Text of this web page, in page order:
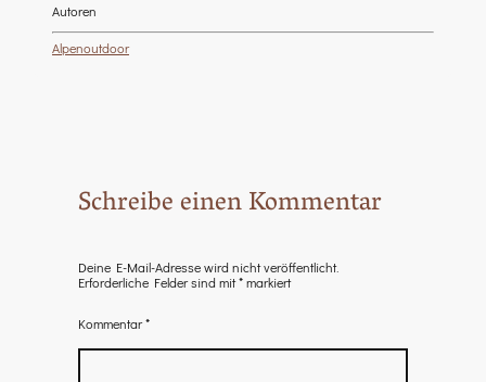
Autoren
Alpenoutdoor
Schreibe einen Kommentar
Deine E-Mail-Adresse wird nicht veröffentlicht.
Erforderliche Felder sind mit*markiert
Kommentar*